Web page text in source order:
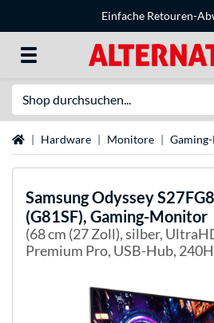
Einfache Retouren-
StartseiteHardware Monitore
SamsungOdyssey
(G81SF), Gaming-Monitor
(68 cm (27 Zoll), silber,
Premium Pro, USB-Hub,